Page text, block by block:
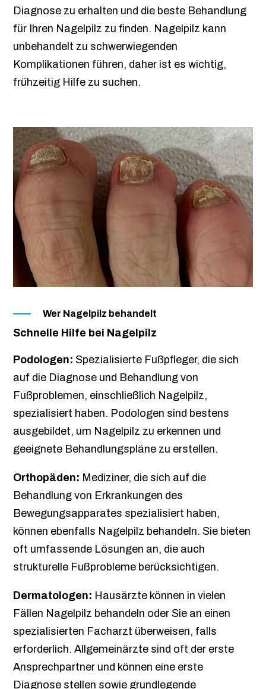
Diagnose zu erhalten und die beste Behandlung
für Ihren Nagelpilz zu finden. Nagelpilz kann
unbehandelt zu schwerwiegenden
Komplikationen führen, daher ist es wichtig,
frühzeitig Hilfe zu suchen.
Wer Nagelpilz behandelt
Schnelle Hilfe bei Nagelpilz
Podologen: Spezialisierte Fußpfleger, die sich
auf die Diagnose und Behandlung von
Fußproblemen, einschließlich Nagelpilz,
spezialisiert haben. Podologen sind bestens
ausgebildet, um Nagelpilz zu erkennen und
geeignete Behandlungspläne zu erstellen.
Orthopäden: Mediziner, die sich auf die
Behandlung von Erkrankungen des
Bewegungsapparates spezialisiert haben,
können ebenfalls Nagelpilz behandeln. Sie bieten
oft umfassende Lösungen an, die auch
strukturelle Fußprobleme berücksichtigen.
Dermatologen: Hausärzte können in vielen
Fällen Nagelpilz behandeln oder Sie an einen
spezialisierten Facharzt überweisen, falls
erforderlich. Allgemeinärzte sind oft der erste
Ansprechpartner und können eine erste
Diagnose stellen sowie grundlegende